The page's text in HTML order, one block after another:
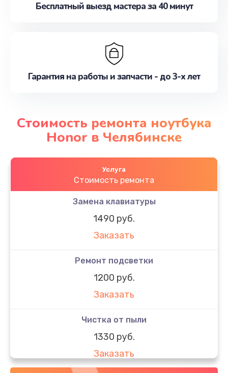
Бесплатный выезд мастера за 40 минут
Гарантия на работы и запчасти - до 3-х лет
Стоимость ремонта ноутбука
Honor в Челябинске
Услуга
Стоимость ремонта
Замена клавиатуры
1490 руб.
Заказать
Ремонт подсветки
1200 руб.
Заказать
Чистка от пыли
1330 руб.
Заказать